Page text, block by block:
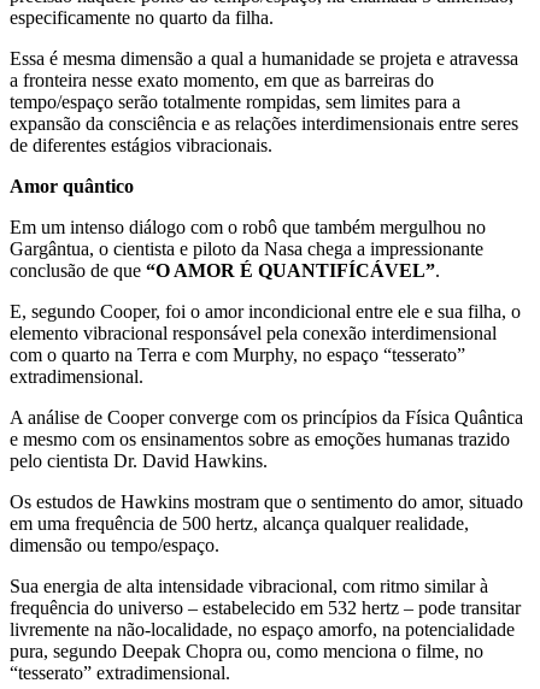
especificamente no quarto da filha.
Essa é mesma dimensão a qual a humanidade se projeta e atravessa
a fronteira nesse exato momento, em que as barreiras do
tempo/espaço serão totalmente rompidas, sem limites para a
expansão da consciência e as relações interdimensionais entre seres
de diferentes estágios vibracionais.
Amor quântico
Em um intenso diálogo com o robô que também mergulhou no
Gargântua, o cientista e piloto da Nasa chega a impressionante
conclusão de que “O AMOR É QUANTIFÍCÁVEL”.
E, segundo Cooper, foi o amor incondicional entre ele e sua filha, o
elemento vibracional responsável pela conexão interdimensional
com o quarto na Terra e com Murphy, no espaço “tesserato”
extradimensional.
A análise de Cooper converge com os princípios da Física Quântica
e mesmo com os ensinamentos sobre as emoções humanas trazido
pelo cientista Dr. David Hawkins.
Os estudos de Hawkins mostram que o sentimento do amor, situado
em uma frequência de 500 hertz, alcança qualquer realidade,
dimensão ou tempo/espaço.
Sua energia de alta intensidade vibracional, com ritmo similar à
frequência do universo – estabelecido em 532 hertz – pode transitar
livremente na não-localidade, no espaço amorfo, na potencialidade
pura, segundo Deepak Chopra ou, como menciona o filme, no
“tesserato” extradimensional.